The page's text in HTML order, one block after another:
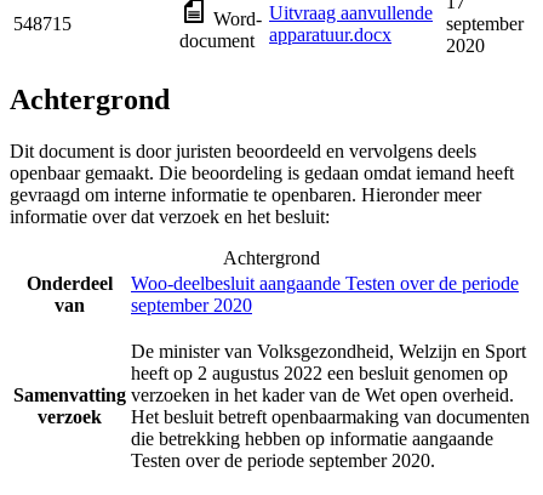
548715
Word-
document
Uitvraag aanvullende
apparatuur.docx
september
2020
Achtergrond
Dit document is door juristen beoordeeld en vervolgens deels
openbaar gemaakt. Die beoordeling is gedaan omdat iemand heeft
gevraagd om interne informatie te openbaren. Hieronder meer
informatie over dat verzoek en het besluit:
Achtergrond
Onderdeel
van
Woo-deelbesluit aangaande Testen over de periode
september 2020
Samenvatting
verzoek
De minister van Volksgezondheid, Welzijn en Sport
heeft op 2 augustus 2022 een besluit genomen op
verzoeken in het kader van de Wet open overheid.
Het besluit betreft openbaarmaking van documenten
die betrekking hebben op informatie aangaande
Testen over de periode september 2020.